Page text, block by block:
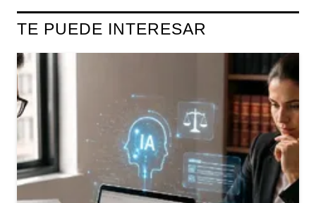
TE PUEDE INTERESAR